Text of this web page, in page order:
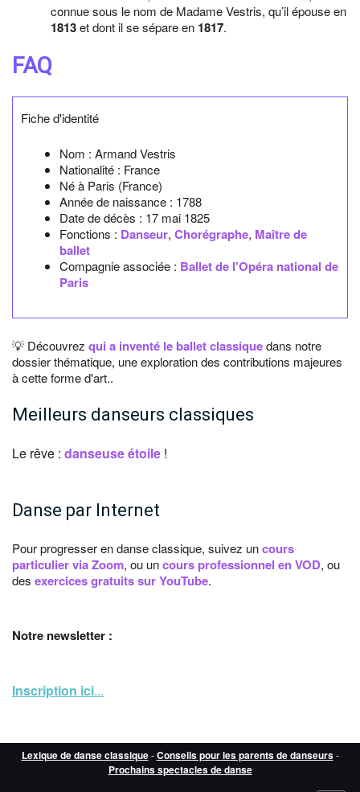
connue sous le nom de Madame Vestris, qu’il épouse en
1813et dont il se sépare en 1817.
FAQ
Fiche d'identité
Nom : Armand Vestris
Nationalité : France
Né à Paris (France)
Année de naissance : 1788
Date de décès : 17 mai 1825
Fonctions : Danseur, Chorégraphe, Maître de
ballet
Compagnie associée : Ballet de l'Opéra national de
Paris
💡 Découvrez qui a inventé le ballet classiquedans notre
dossier thématique, une exploration des contributions majeures
à cette forme d'art..
Meilleurs danseurs classiques
Le rêve : danseuse étoile !
Danse par Internet
Pour progresser en danse classique, suivez uncours
particulier via Zoom, ou uncours professionnel en VOD, ou
des exercices gratuits sur YouTube.
Notre newsletter :
Inscription ici...
Lexique de danse classique-Conseils pour les parents de danseurs-
Prochains spectacles de danse